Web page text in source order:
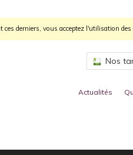
derniers, vous acceptez l'utilisation des
Nos
Actualités